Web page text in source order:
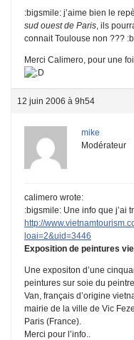
:bigsmile: j’aime bien le
sud ouest de Paris , ils
connait Toulouse non ???
Merci Calimero, pour une
12 juin 2006 à 9h54
mike
Modérateur
calimero wrote:
:bigsmile: Une info que j’ai
http://
loai=2&uid=3446
Exposition de peintures
Une expositon d’une
peintures sur soie du
Van, français d’origine
mairie de la ville de Vic
Paris (France).
Merci pour l’info..